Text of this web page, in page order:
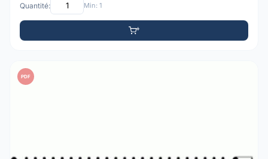
Quantité: Min: 1
PDF